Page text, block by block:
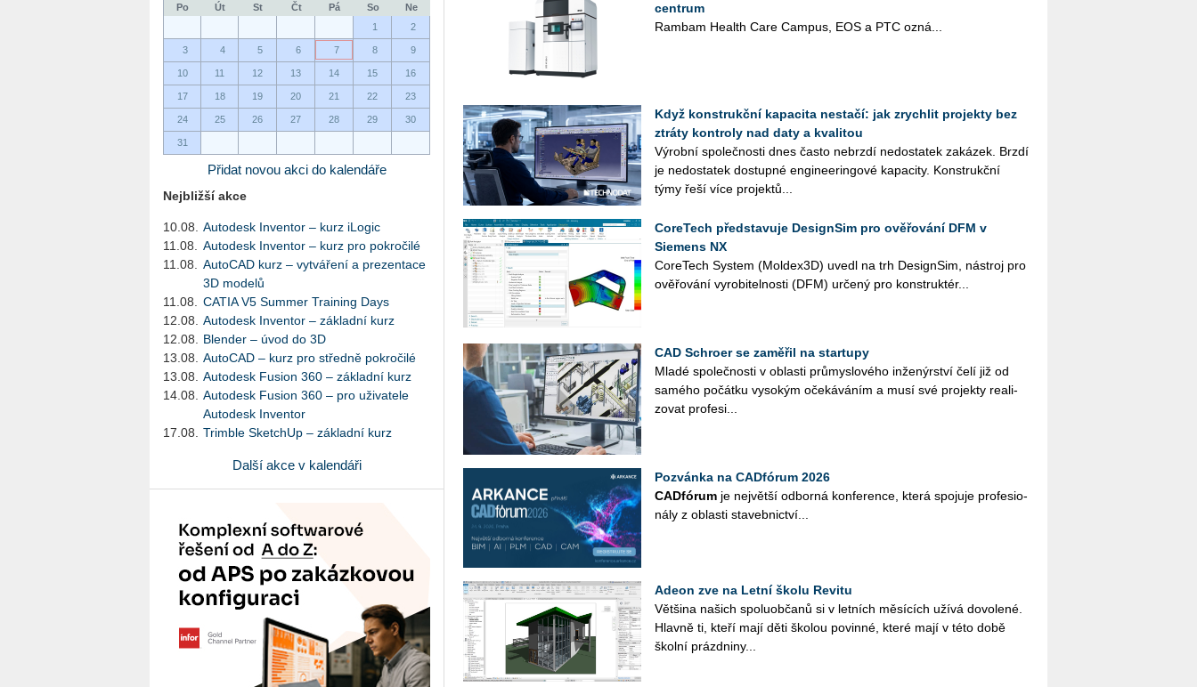
Po Út St Čt Pá So
Ne
1
2
3 4 5 6 7 8 9
10 11 12 13 14 15 16
17 18 19 20 21 22 23
24 25 26 27 28 29 30
31
Přidat novou akci do kalendáře
Nejbližší akce
10.08.
Autodesk Inventor – kurz iLogic
11.08.
Autodesk Inventor – kurz pro pokročilé
11.08.
AutoCAD kurz – vytváření a prezentace
3D modelů
11.08.
CATIA V5 Summer Training Days
12.08.
Autodesk Inventor – základní kurz
12.08.
Blender – úvod do 3D
13.08.
AutoCAD – kurz pro středně pokročilé
13.08.
Autodesk Fusion 360 – základní kurz
14.08.
Autodesk Fusion 360 – pro uživatele
Autodesk Inventor
17.08.
Trimble SketchUp – základní kurz
Další akce v kalendáři
centrum
Rambam Health Care Campus, EOS a PTC ozná­...
Když konstrukční kapacita nestačí: jak zrychlit projekty bez
ztráty kontroly nad daty a kvalitou
Vý­rob­ní spo­leč­nos­ti dnes často ne­brz­dí ne­do­sta­tek za­ká­zek. Brzdí
je ne­do­sta­tek do­stup­né en­gi­nee­rin­go­vé ka­pa­ci­ty. Kon­strukč­ní
týmy řeší více pro­jek­tů...
CoreTech představuje DesignSim pro ověřování DFM v
Siemens NX
Co­re­Tech Sys­tem (Mol­dex­3D) uvedl na trh De­sign­Sim, ná­stroj pro
ově­řo­vá­ní vy­ro­bi­tel­nos­ti (DFM) ur­če­ný pro kon­struk­té­r...
CAD Schroer se zaměřil na startupy
Mladé spo­leč­nos­ti v ob­las­ti prů­mys­lo­vé­ho in­že­nýr­ství čelí již od
sa­mé­ho po­čát­ku vy­so­kým oče­ká­vá­ním a musí své pro­jek­ty re­a­li­
zo­vat pro­fe­si­...
Pozvánka na CADfórum 2026
CAD­fó­rum je nej­vět­ší od­bor­ná kon­fe­ren­ce, která spo­ju­je pro­fe­si­o­
ná­ly z ob­las­ti sta­veb­nic­tví...
Adeon zve na Letní školu Revitu
Vět­ši­na na­šich spo­lu­ob­ča­nů si v let­ních mě­sí­cích užívá do­vo­le­né.
Hlav­ně ti, kteří mají děti ško­lou po­vin­né, které mají v této době
škol­ní prázd­ni­ny...